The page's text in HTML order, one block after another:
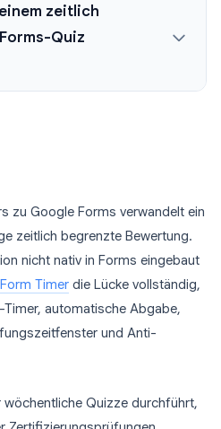
zeitlich
Quiz
zu Google Forms verwandelt ein
zeitlich begrenzte Bewertung.
nicht nativ in Forms eingebaut
Form Timer die Lücke vollständig,
automatische Abgabe,
und Anti-
wöchentliche Quizze durchführt,